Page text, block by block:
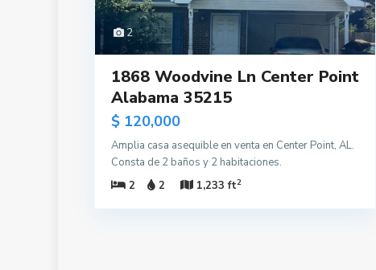
2
1868 Woodvine Ln Center Point
Alabama 35215
$ 120,000
Amplia casa asequible en venta en Center Point, AL.
Consta de 2 baños y 2 habitaciones.
2
2 1,233 ft2